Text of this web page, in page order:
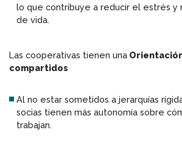
lo que contribuye a reducir el estrés y
de vida.
Las cooperativas tienen una
compartidos
Al no estar sometidos a jerarquías
socias tienen más autonomía sobre
trabajan.